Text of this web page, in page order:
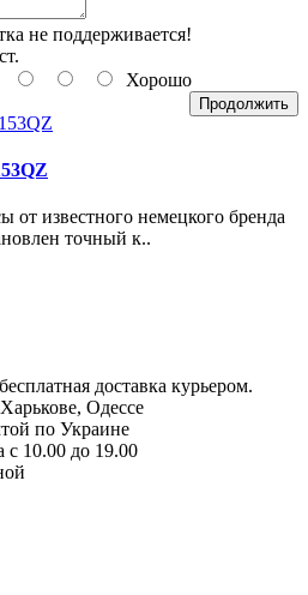
не поддерживается!
Хорошо
Продолжить
от известного немецкого бренда
точный к..
доставка курьером.
Одессе
по Украине
с 10.00 до 19.00